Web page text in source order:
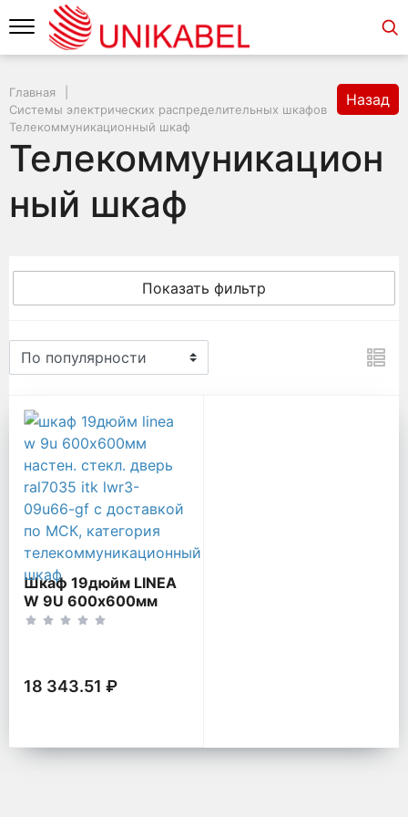
Главная
Системы электрических распределительных шкафов
Телекоммуникационный шкаф
Назад
Телекоммуникацион
ный шкаф
Показать фильтр
Телекоммуникационный
Шкаф 19дюйм LINEA
W 9U 600х600мм
настен. стекл. дверь
18 343.51 ₽